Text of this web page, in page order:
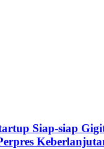
Siap-siap